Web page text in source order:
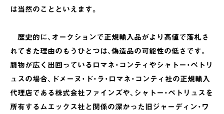
は当然のことといえます。
歴史的に、オークションで正規輸入品がより高値で落札さ
れてきた理由のもうひとつは、偽造品の可能性の低さです。
贋物が広く出回っているロマネ・コンティやシャトー・ペトリ
ュスの場合、ドメーヌ・ド・ラ・ロマネ・コンティ社の正規輸入
代理店である株式会社ファインズや、シャトー・ペトリュスを
所有するムエックス社と関係の深かった旧ジャーディン・ワ